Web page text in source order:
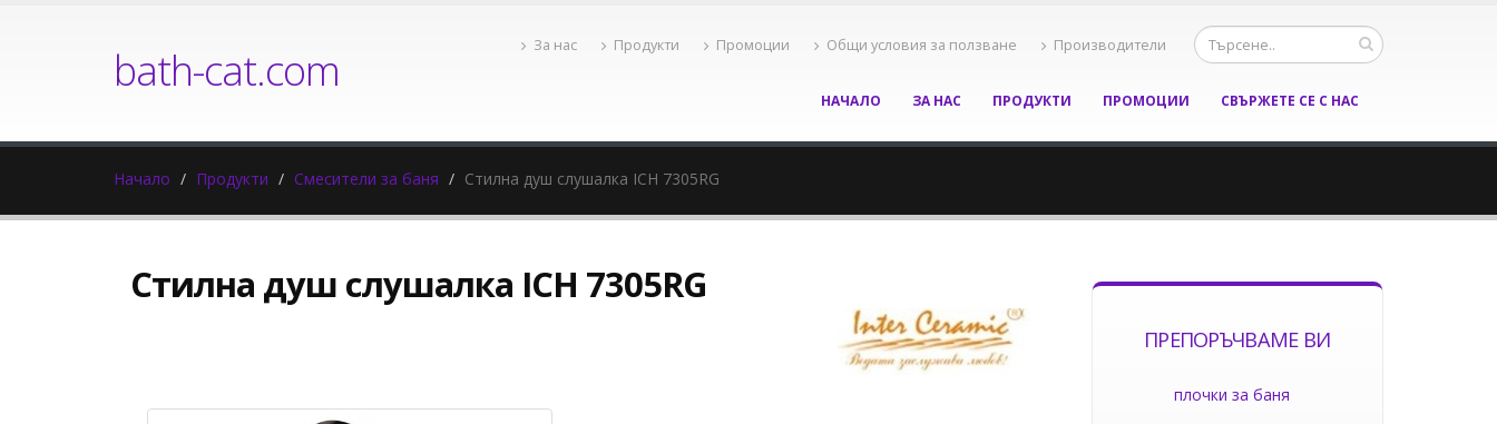
bath-cat.com За нас Продукти Промоции Общи условия за ползване Производители
НАЧАЛО ЗА НАС ПРОДУКТИ ПРОМОЦИИ СВЪРЖЕТЕ СЕ С НАС
Начало Продукти Смесители за баня Стилна душ слушалка ICH 7305RG
Стилна душ слушалка ICH 7305RG
ПРЕПОРЪЧВАМЕ ВИ
плочки за баня